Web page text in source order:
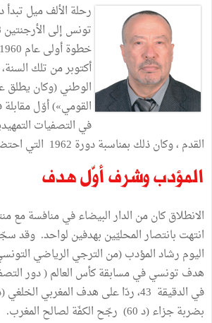
رحلة الألف ميل تبدأ
أكتوبر من تلك
الوطني (وكان يطلق
القومي») أوّل
في التصفيات
القدم ، وكان ذلك بمناسبة دورة 1962 التي احتضنتها الشيلي.
المؤدب وشرف أوّل هدف
الانطلاق كان من الدار البيضاء في منافسة مع
انتهت بانتصار المحليّين بهدفين لواحد. وقد
اليوم رشاد المؤدب (من الترجي الرياضي
هدف تونسي في مسابقة كأس العالم ( دور
بضربة جزاء (د 60) رجّح الكفّة لصالح المغرب.